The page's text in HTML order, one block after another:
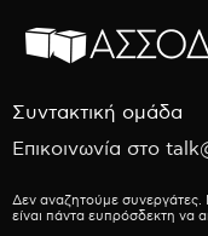
Συντακτική ομάδα
Επικοινωνία στο
Δεν αναζητούμε
είναι πάντα ευπρόσδεκτη να